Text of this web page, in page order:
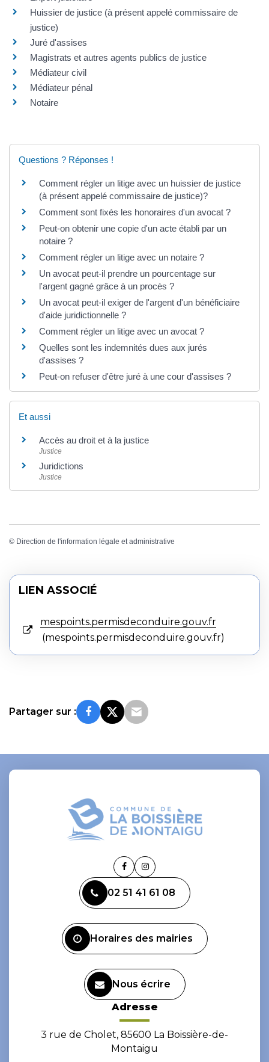
Huissier de justice (à présent appelé commissaire de
justice)
Juré d'assises
Magistrats et autres agents publics de justice
Médiateur civil
Médiateur pénal
Notaire
Questions ? Réponses !
Comment régler un litige avec un huissier de justice
(à présent appelé commissaire de justice)?
Comment sont fixés les honoraires d'un avocat ?
Peut-on obtenir une copie d'un acte établi par un
notaire ?
Comment régler un litige avec un notaire ?
Un avocat peut-il prendre un pourcentage sur
l'argent gagné grâce à un procès ?
Un avocat peut-il exiger de l'argent d'un bénéficiaire
d'aide juridictionnelle ?
Comment régler un litige avec un avocat ?
Quelles sont les indemnités dues aux jurés
d'assises ?
Peut-on refuser d'être juré à une cour d'assises ?
Et aussi
Accès au droit et à la justice
Justice
Juridictions
Justice
© Direction de l'information légale et administrative
LIEN ASSOCIÉ
mespoints.permisdeconduire.gouv.fr
mespoints.permisdeconduire.gouv.fr
Partager sur :
Lien
le
compte
Lien
le
compte
02 51 41 61 08
Horaires des mairies
Nous écrire
Adresse
3 rue de Cholet, 85600 La Boissière-de-
Montaigu